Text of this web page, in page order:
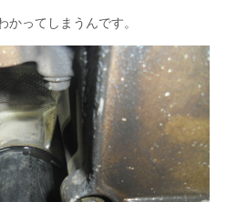
ってしまうんです。